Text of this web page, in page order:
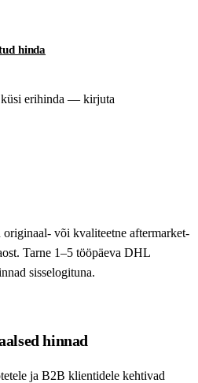
hinda
küsi erihinda — kirjuta
või kvaliteetne aftermarket-
Tarne 1–5 tööpäeva DHL
sisselogituna.
hinnad
ja B2B klientidele kehtivad